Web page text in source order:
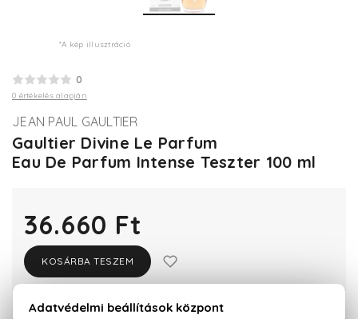
*A kép illusztráció
0
0 értékelés alapján
JEAN PAUL GAULTIER
Gaultier Divine Le Parfum
Eau De Parfum Intense Teszter 100 ml
36.660 Ft
KOSÁRBA TESZEM
Törzsvásárlóknak csak:34.827 Ft